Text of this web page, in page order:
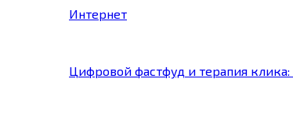
Интернет
Цифровой фастфуд и терапия